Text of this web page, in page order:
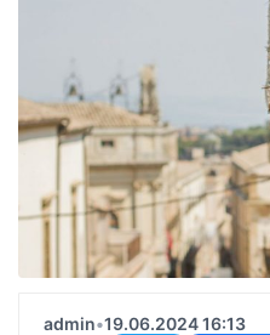
admin•19.06.2024 16:13